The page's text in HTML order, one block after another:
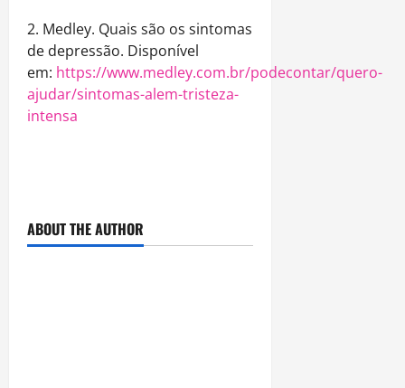
2. Medley. Quais são os sintomas
de depressão. Disponível
em: https://www.medley.com.br/podecontar/quero-
ajudar/sintomas-alem-tristeza-
intensa
ABOUT THE AUTHOR